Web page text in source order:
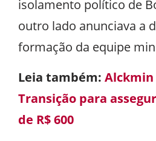
isolamento político de
outro lado anunciava a
formação da equipe
Leia também: Alckmin
Transição para
de R$ 600